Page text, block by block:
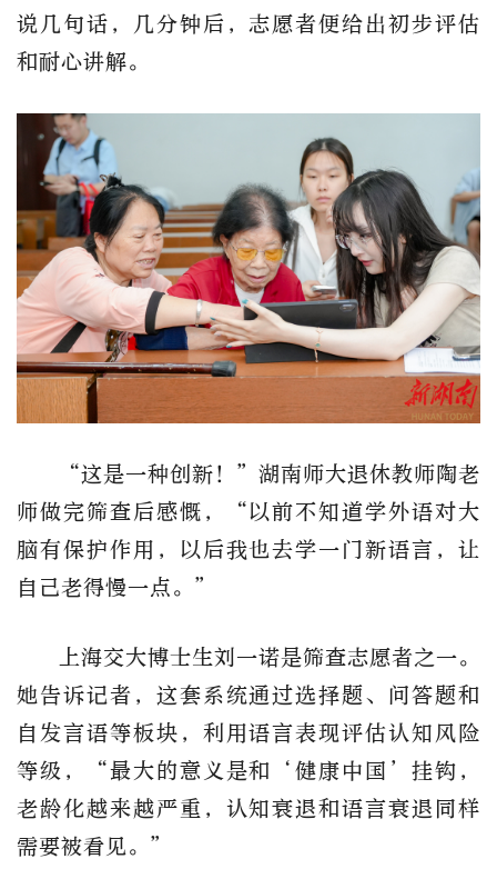
说几句话，几分钟后，志愿者便给出初步评估
和耐心讲解。
“这是一种创新！ ”湖南师大退休教师陶老
师做完筛查后感慨 ， “以前不知道学外语对大
脑有保护作用，以后我也去学一门新语言，让
自己老得慢一点。 ”
上海交大博士生刘一诺是筛查志愿者之一。
她告诉记者，这套系统通过选择题、问答题和
自发言语等板块，利用语言表现评估认知风险
等级，
“最大的意义是和‘健康中国’挂钩，
老龄化越来越严重，认知衰退和语言衰退同样
需要被看见。”